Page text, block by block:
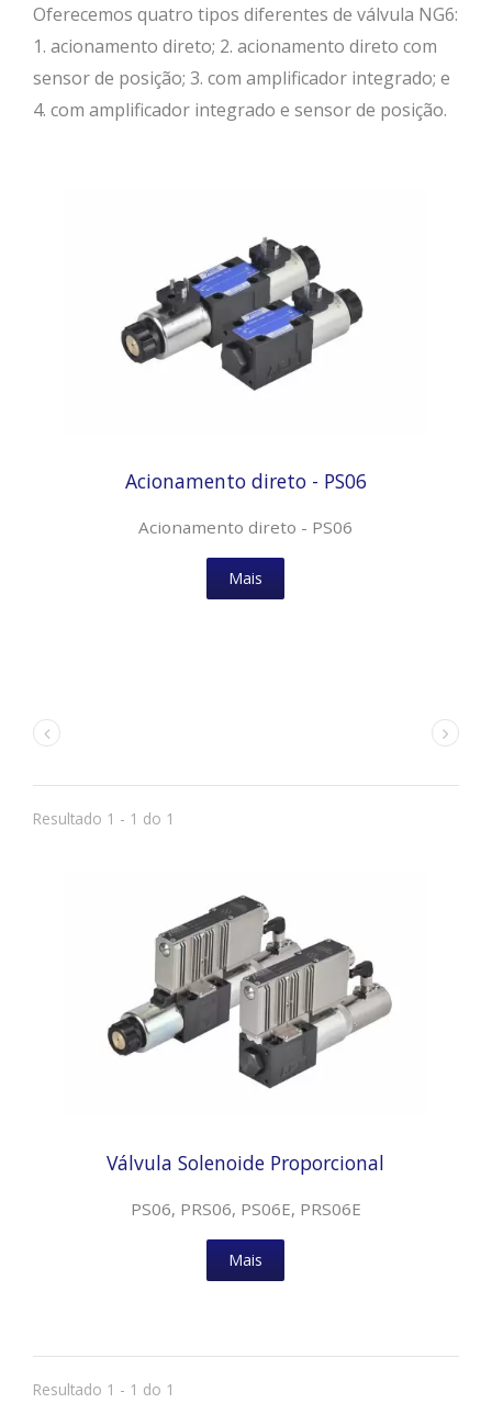
Oferecemos quatro tipos diferentes de válvula NG6:
1. acionamento direto; 2. acionamento direto com
sensor de posição; 3. com amplificador integrado; e
4. com amplificador integrado e sensor de posição.
Acionamento direto - PS06
Acionamento direto - PS06
Mais
Resultado 1 - 1 do 1
Válvula Solenoide Proporcional
PS06, PRS06, PS06E, PRS06E
Mais
Resultado 1 - 1 do 1